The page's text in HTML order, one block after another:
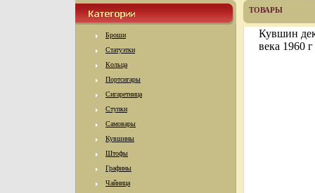
Броши
Статуэтки
Кольца
Портсигары
Сигаретница
Ступки
Самовары
Кувшины
Штофы
Графины
Чайница
ТОВАРЫ
Кувшин
века 1960